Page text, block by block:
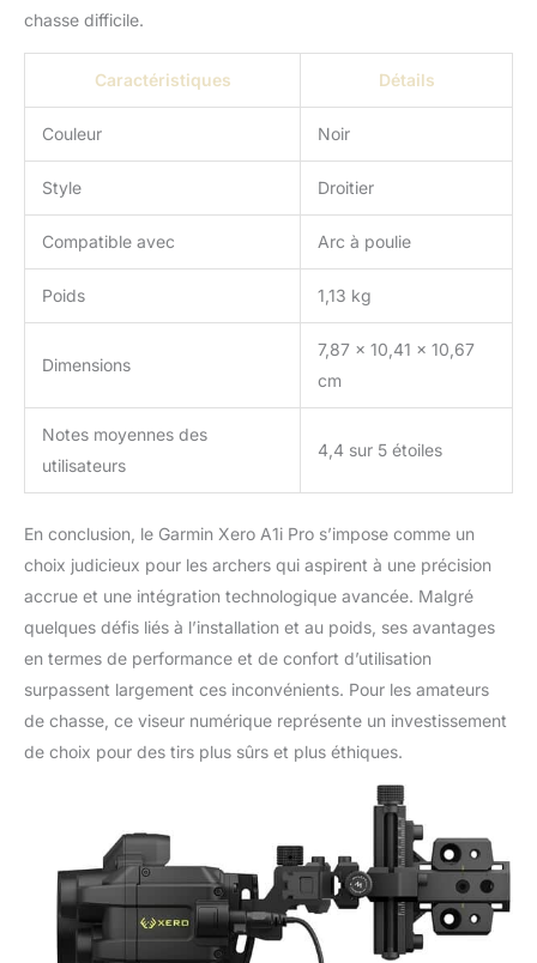
chasse difficile.
Caractéristiques Détails
Couleur Noir
Style Droitier
Compatible avec Arc à poulie
Poids 1,13 kg
Dimensions
7,87 x 10,41 x 10,67
cm
Notes moyennes des
utilisateurs
4,4 sur 5 étoiles
En conclusion, le Garmin Xero A1i Pro s’impose comme un
choix judicieux pour les archers qui aspirent à une précision
accrue et une intégration technologique avancée. Malgré
quelques défis liés à l’installation et au poids, ses avantages
en termes de performance et de confort d’utilisation
surpassent largement ces inconvénients. Pour les amateurs
de chasse, ce viseur numérique représente un investissement
de choix pour des tirs plus sûrs et plus éthiques.